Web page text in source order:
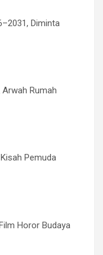
Diminta
Rumah
Pemuda
Horor Budaya